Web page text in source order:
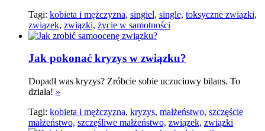
Tagi: kobieta i mężczyzna, singiel, single, toksyczne związki,
związek, związki, życie w samotności
Jak pokonać kryzys w związku?
Dopadł was kryzys? Zróbcie sobie uczuciowy bilans. To
działa! »
Tagi: kobieta i mężczyzna, kryzys, małżeństwo, szczęście
małżeństwo, szczęśliwe małżeństwo, związek, związki